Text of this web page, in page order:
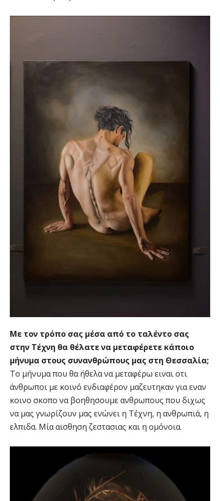
Με τον τρόπο σας μέσα από το ταλέντο σας
στην Τέχνη θα θέλατε να μεταφέρετε κάποιο
μήνυμα στους συνανθρώπους μας στη Θεσσαλία;
Το μήνυμα που θα ήθελα να μεταφέρω ειναι οτι
άνθρωποι με κοινό ενδιαφέρον μαζευτηκαν για εναν
κοινο σκοπο να βοηθησουμε ανθρωπους που διχως
να μας γνωρίζουν μας ενώνει η Τέχνη, η ανθρωπιά, η
ελπιδα. Μία αισθηση ζεστασιας και η ομόνοια.